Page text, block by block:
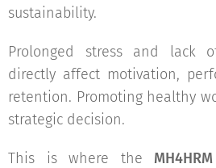
sustainability.
Prolonged stress and lack
directly affect motivation,
retention. Promoting healthy
strategic decision.
This is where the